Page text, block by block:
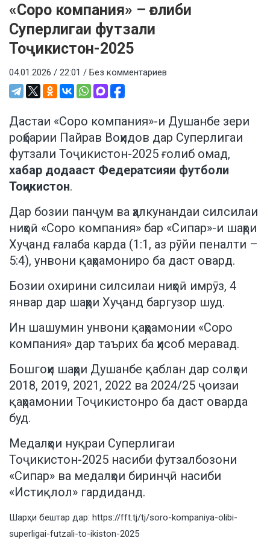
«Соро компания» – ғолиби
Суперлигаи футзали
Тоҷикистон-2025
04.01.2026 / 22:01 / Без комментариев
Дастаи «Соро компания»-и Душанбе зери
роҳбарии Пайрав Воҳидов дар Суперлигаи
футзали Тоҷикистон-2025 ғолиб омад,
хабар додааст Федератсияи футболи
Тоҷикистон.
Дар бозии панҷум ва ҳалкунандаи силсилаи
ниҳоӣ «Соро компания» бар «Сипар»-и шаҳри
Хуҷанд ғалаба карда (1:1, аз рӯйи пеналти –
5:4), унвони қаҳрамониро ба даст овард.
Бозии охирини силсилаи ниҳоӣ имрӯз, 4
январ дар шаҳри Хуҷанд баргузор шуд.
Ин шашумин унвони қаҳрамонии «Соро
компания» дар таърих ба ҳисоб меравад.
Бошгоҳи шаҳри Душанбе қаблан дар солҳои
2018, 2019, 2021, 2022 ва 2024/25 ҷоизаи
қаҳрамонии Тоҷикистонро ба даст оварда
буд.
Медалҳои нуқраи Суперлигаи
Тоҷикистон-2025 насиби футзалбозони
«Сипар» ва медалҳои биринҷӣ насиби
«Истиқлол» гардиданд.
Шарҳи бештар дар: https://fft.tj/tj/soro-kompaniya-olibi-
superligai-futzali-to-ikiston-2025